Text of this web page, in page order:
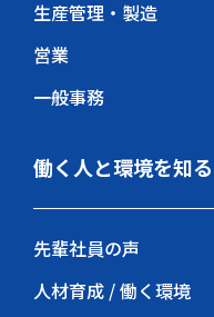
生産管理・製造
営業
一般事務
働く人と環境を知る
先輩社員の声
人材育成 / 働く環境